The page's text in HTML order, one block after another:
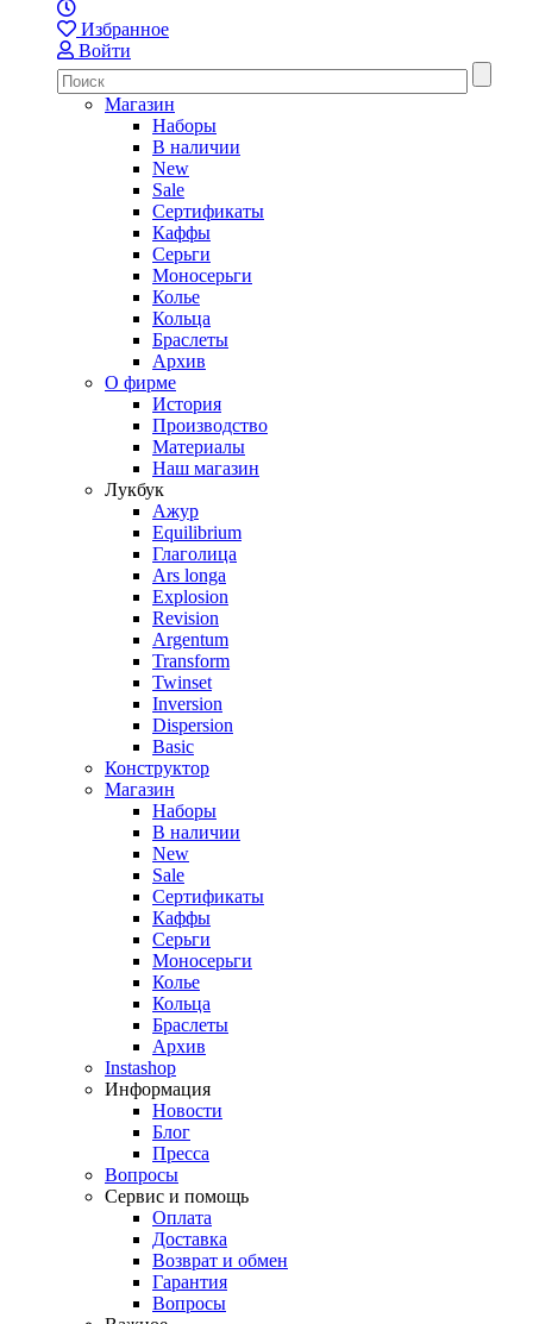
Избранное
Войти
Магазин
Наборы
В наличии
New
Sale
Сертификаты
Каффы
Серьги
Моносерьги
Колье
Кольца
Браслеты
Архив
О фирме
История
Производство
Материалы
Наш магазин
Лукбук
Ажур
Equilibrium
Глаголица
Ars longa
Explosion
Revision
Argentum
Transform
Twinset
Inversion
Dispersion
Basic
Конструктор
Магазин
Наборы
В наличии
New
Sale
Сертификаты
Каффы
Серьги
Моносерьги
Колье
Кольца
Браслеты
Архив
Instashop
Информация
Новости
Блог
Пресса
Вопросы
Сервис и помощь
Оплата
Доставка
Возврат и обмен
Гарантия
Вопросы